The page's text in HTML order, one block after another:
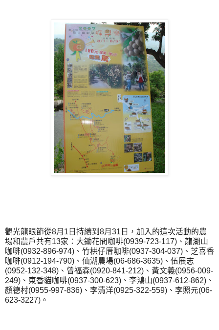
觀光龍眼節從8月1日持續到8月31日，加入的這次活動的農
場和農戶共有13家：大鋤花間咖啡(0939-723-117)、龍湖山
咖啡(0932-896-974)、竹栱仔厝咖啡(0937-304-037)、芝喜香
咖啡(0912-194-790)、仙湖農場(06-686-3635)、伍展志
(0952-132-348)、曾福森(0920-841-212)、黃文義(0956-009-
249)、東香貓咖啡(0937-300-623)、李鴻山(0937-612-862)、
顏德村(0955-997-836)、李清洋(0925-322-559)、李照元(06-
623-3227)。